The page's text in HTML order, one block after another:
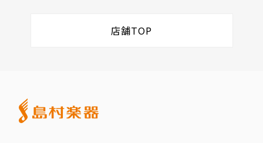
店舗TOP